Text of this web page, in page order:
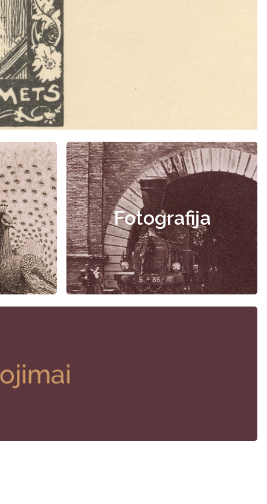
Fotografija